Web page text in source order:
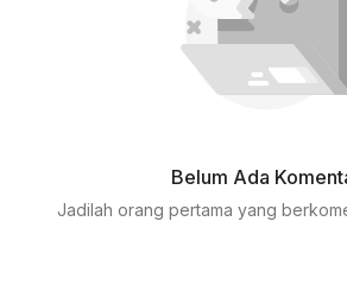
Belum Ada
Jadilah orang pertama yang